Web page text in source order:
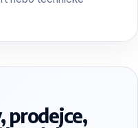
prodejce,